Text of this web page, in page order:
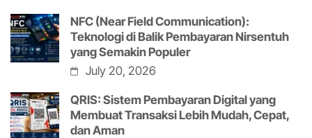
NFC (Near Field Communication):
Teknologi di Balik Pembayaran Nirsentuh
yang Semakin Populer
July 20, 2026
QRIS: Sistem Pembayaran Digital yang
Membuat Transaksi Lebih Mudah, Cepat,
dan Aman